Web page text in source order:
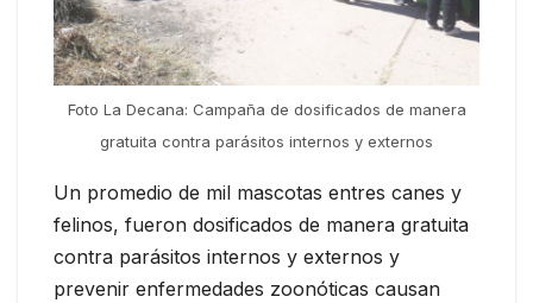
Foto La Decana: Campaña de dosificados de manera
gratuita contra parásitos internos y externos
Un promedio de mil mascotas entres canes y
felinos, fueron dosificados de manera gratuita
contra parásitos internos y externos y
prevenir enfermedades zoonóticas causan